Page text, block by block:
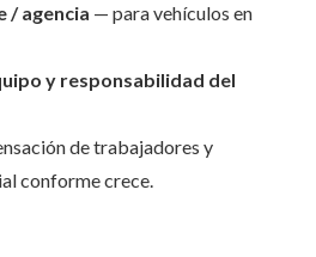
/ agencia — para vehículos en
y responsabilidad del
de trabajadores y
conforme crece.